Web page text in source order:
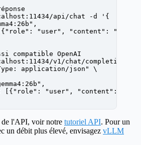
api/chat -d
'{
"user", "content":
compatible OpenAI
v1/chat/completions
application/json"
\
[{"role": "user", "content":
l'API, voir notre tutoriel API. Pour un
un débit plus élevé, envisagez vLLM